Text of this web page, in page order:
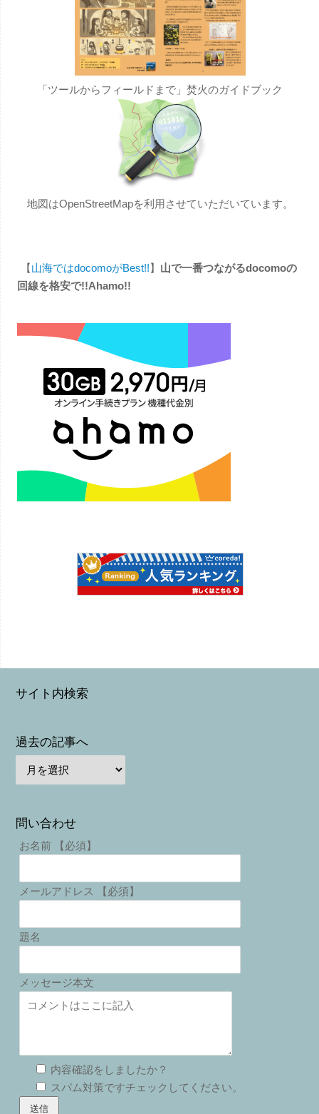
「ツールからフィールドまで」焚火のガイドブック
地図はOpenStreetMapを利用させていただいています。
【山海ではdocomoがBest!!】 山で一番つながるdocomoの
回線を格安で!!Ahamo!!
サイト内検索
過去の記事へ
問い合わせ
お名前 【必須】
メールアドレス 【必須】
題名
メッセージ本文
内容確認をしましたか？
スパム対策ですチェックしてください。